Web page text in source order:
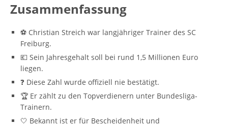
Zusammenfassung
⚽ Christian Streich war langjähriger Trainer des SC
Freiburg.
💶 Sein Jahresgehalt soll bei rund 1,5 Millionen Euro
liegen.
❓ Diese Zahl wurde offiziell nie bestätigt.
🏆 Er zählt zu den Topverdienern unter Bundesliga-
Trainern.
🤍 Bekannt ist er für Bescheidenheit und